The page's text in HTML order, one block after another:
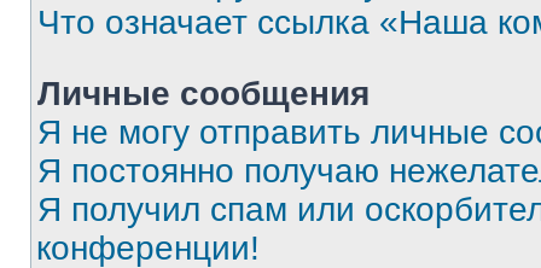
Что означает ссылка «Наша
Личные сообщения
Я не могу отправить личные
Я постоянно получаю
Я получил спам или
конференции!